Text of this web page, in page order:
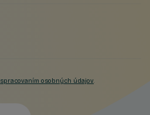
spracovaním osobných údajov.